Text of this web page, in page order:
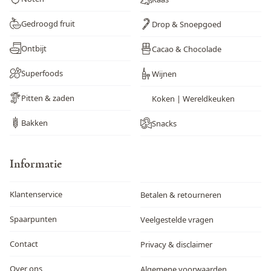
Gedroogd fruit
Ontbijt
Superfoods
Pitten & zaden
Bakken
Drop & Snoepgoed
Cacao & Chocolade
Wijnen
Koken | Wereldkeuken
Snacks
Informatie
Klantenservice
Spaarpunten
Contact
Over ons
Betalen & retourneren
Veelgestelde vragen
Privacy & disclaimer